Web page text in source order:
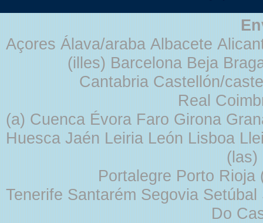
Açores Álava/araba Albacete
(illes) Barcelona Beja
Cantabria Castellón/
Real
(a) Cuenca Évora Faro Girona
Huesca Jaén Leiria León Lisboa
Portalegre Porto
Tenerife Santarém Segovia
Do